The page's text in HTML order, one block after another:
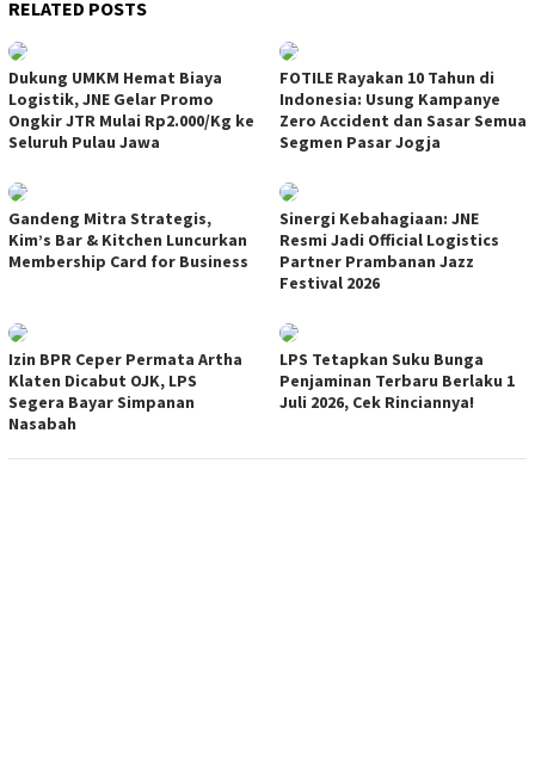
RELATED POSTS
Dukung UMKM Hemat Biaya
Logistik, JNE Gelar Promo
Ongkir JTR Mulai Rp2.000/Kg ke
Seluruh Pulau Jawa
FOTILE Rayakan 10 Tahun di
Indonesia: Usung Kampanye
Zero Accident dan Sasar Semua
Segmen Pasar Jogja
Gandeng Mitra Strategis,
Kim’s Bar & Kitchen Luncurkan
Membership Card for Business
Sinergi Kebahagiaan: JNE
Resmi Jadi Official Logistics
Partner Prambanan Jazz
Festival 2026
Izin BPR Ceper Permata Artha
Klaten Dicabut OJK, LPS
Segera Bayar Simpanan
Nasabah
LPS Tetapkan Suku Bunga
Penjaminan Terbaru Berlaku 1
Juli 2026, Cek Rinciannya!